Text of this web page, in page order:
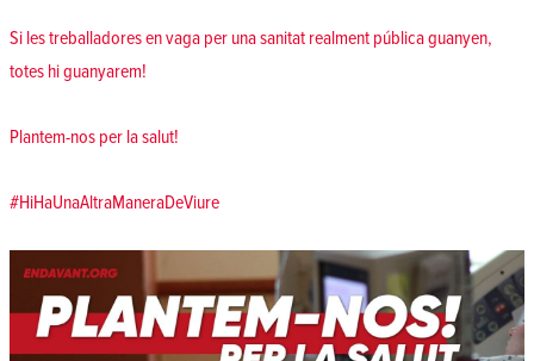
Si les treballadores en vaga per una sanitat realment pública guanyen,
totes hi guanyarem!
Plantem-nos per la salut!
#HiHaUnaAltraManeraDeViure